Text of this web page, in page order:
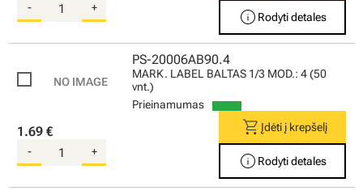
- + info Rodyti detales
PS-20006AB90.4
MARK. LABEL BALTAS 1/3 MOD.: 4 (50
vnt.)
Prieinamumas
1.69 €
- +
shopping_cartĮdėti į krepšelį
info Rodyti detales